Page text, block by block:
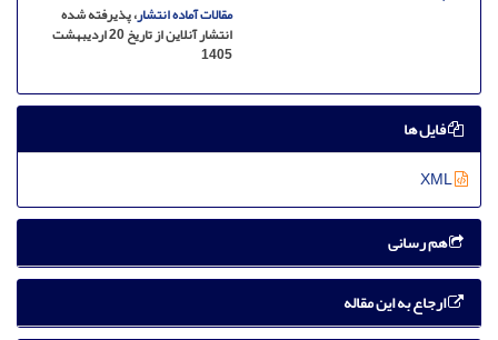
مقالات آماده انتشار، پذیرفته شده
انتشار آنلاین از تاریخ 20 اردیبهشت
1405
فایل ها
هم رسانی
ارجاع به این مقاله